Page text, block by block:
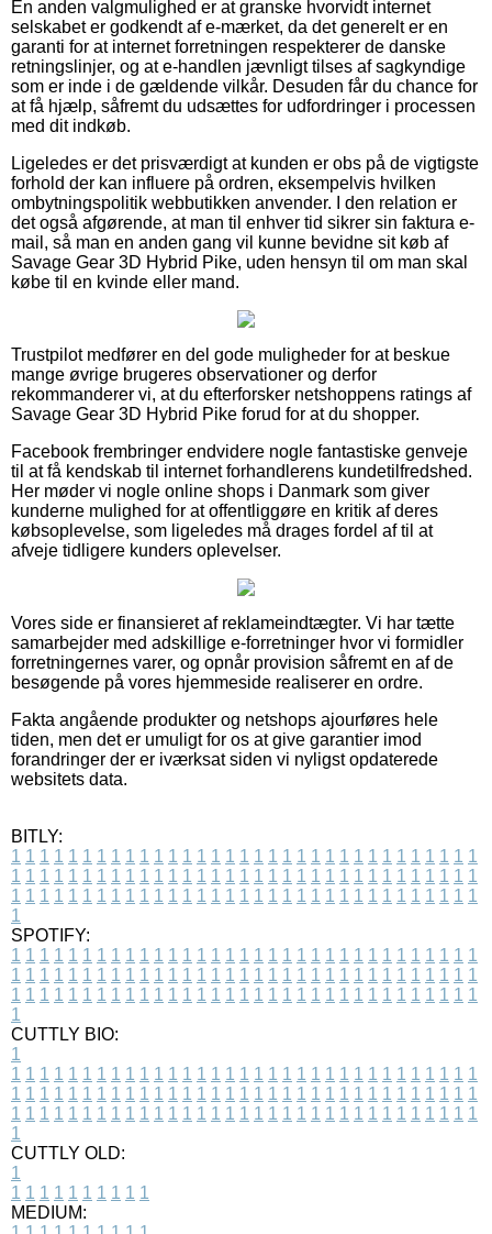
En anden valgmulighed er at granske hvorvidt internet
selskabet er godkendt af e-mærket, da det generelt er en
garanti for at internet forretningen respekterer de danske
retningslinjer, og at e-handlen jævnligt tilses af sagkyndige
som er inde i de gældende vilkår. Desuden får du chance for
at få hjælp, såfremt du udsættes for udfordringer i processen
med dit indkøb.
Ligeledes er det prisværdigt at kunden er obs på de vigtigste
forhold der kan influere på ordren, eksempelvis hvilken
ombytningspolitik webbutikken anvender. I den relation er
det også afgørende, at man til enhver tid sikrer sin faktura e-
mail, så man en anden gang vil kunne bevidne sit køb af
Savage Gear 3D Hybrid Pike, uden hensyn til om man skal
købe til en kvinde eller mand.
Trustpilot medfører en del gode muligheder for at beskue
mange øvrige brugeres observationer og derfor
rekommanderer vi, at du efterforsker netshoppens ratings af
Savage Gear 3D Hybrid Pike forud for at du shopper.
Facebook frembringer endvidere nogle fantastiske genveje
til at få kendskab til internet forhandlerens kundetilfredshed.
Her møder vi nogle online shops i Danmark som giver
kunderne mulighed for at offentliggøre en kritik af deres
købsoplevelse, som ligeledes må drages fordel af til at
afveje tidligere kunders oplevelser.
Vores side er finansieret af reklameindtægter. Vi har tætte
samarbejder med adskillige e-forretninger hvor vi formidler
forretningernes varer, og opnår provision såfremt en af de
besøgende på vores hjemmeside realiserer en ordre.
Fakta angående produkter og netshops ajourføres hele
tiden, men det er umuligt for os at give garantier imod
forandringer der er iværksat siden vi nyligst opdaterede
websitets data.
BITLY:
1 1 1 1 1 1 1 1 1 1 1 1 1 1 1 1 1 1 1 1 1 1 1 1 1 1 1 1 1 1 1 1 1
1 1 1 1 1 1 1 1 1 1 1 1 1 1 1 1 1 1 1 1 1 1 1 1 1 1 1 1 1 1 1 1 1
1 1 1 1 1 1 1 1 1 1 1 1 1 1 1 1 1 1 1 1 1 1 1 1 1 1 1 1 1 1 1 1 1
1
SPOTIFY:
1 1 1 1 1 1 1 1 1 1 1 1 1 1 1 1 1 1 1 1 1 1 1 1 1 1 1 1 1 1 1 1 1
1 1 1 1 1 1 1 1 1 1 1 1 1 1 1 1 1 1 1 1 1 1 1 1 1 1 1 1 1 1 1 1 1
1 1 1 1 1 1 1 1 1 1 1 1 1 1 1 1 1 1 1 1 1 1 1 1 1 1 1 1 1 1 1 1 1
1
CUTTLY BIO:
1
1 1 1 1 1 1 1 1 1 1 1 1 1 1 1 1 1 1 1 1 1 1 1 1 1 1 1 1 1 1 1 1 1
1 1 1 1 1 1 1 1 1 1 1 1 1 1 1 1 1 1 1 1 1 1 1 1 1 1 1 1 1 1 1 1 1
1 1 1 1 1 1 1 1 1 1 1 1 1 1 1 1 1 1 1 1 1 1 1 1 1 1 1 1 1 1 1 1 1
1
CUTTLY OLD:
1
1 1 1 1 1 1 1 1 1 1
MEDIUM: